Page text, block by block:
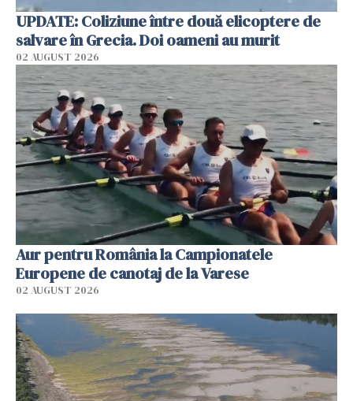
UPDATE: Coliziune între două elicoptere de
salvare în Grecia. Doi oameni au murit
02 AUGUST 2026
Aur pentru România la Campionatele
Europene de canotaj de la Varese
02 AUGUST 2026